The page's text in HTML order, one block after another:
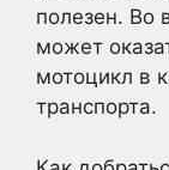
полезен. Во
может
мотоцикл в
транспорта.